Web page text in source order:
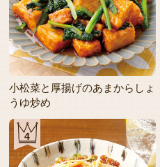
小松菜と厚揚げのあまからしょ
うゆ炒め
4